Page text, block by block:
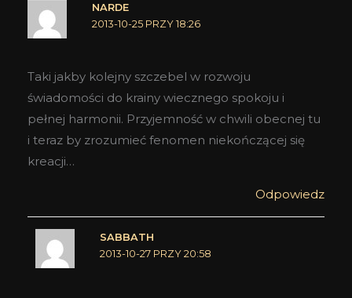
NARDE
2013-10-25 PRZY 18:26
Taki jakby kolejny szczebel w rozwoju
świadomości do krainy wiecznego spokoju i
pełnej harmonii. Przyjemność w chwili obecnej tu
i teraz by zrozumieć fenomen niekończącej się
kreacji…
Odpowiedz
SABBATH
2013-10-27 PRZY 20:58